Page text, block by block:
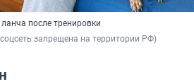
после тренировки
запрещена на территории РФ)